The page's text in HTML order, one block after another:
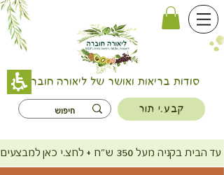
סודות בריאות ואושר של ליאורה חוברה
קבע.י תור
ש"ח + לחצ.י כאן למבצעים